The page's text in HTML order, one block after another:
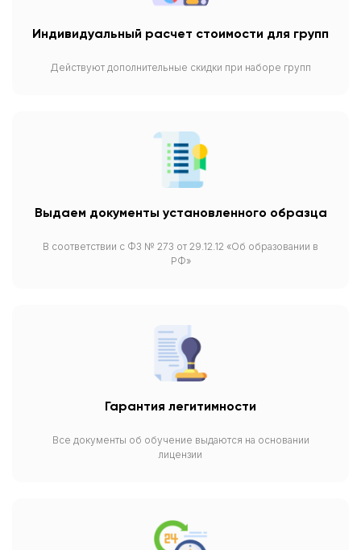
Индивидуальный расчет стоимости для групп
Действуют дополнительные скидки при наборе групп
Выдаем документы установленного образца
В соответствии с ФЗ № 273 от 29.12.12 «Об образовании в
РФ»
Гарантия легитимности
Все документы об обучение выдаются на основании
лицензии